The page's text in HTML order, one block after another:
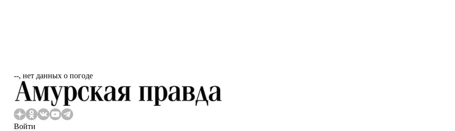
‐‐, нет данных о погоде
Войти